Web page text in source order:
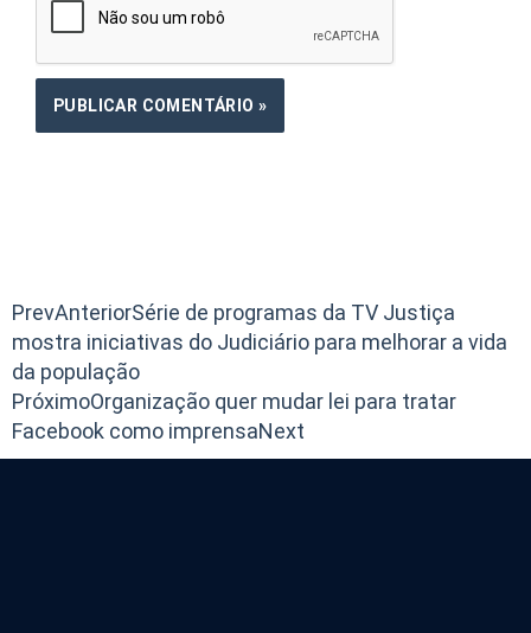
PrevAnteriorSérie de programas da TV Justiça
mostra iniciativas do Judiciário para melhorar a vida
da população
PróximoOrganização quer mudar lei para tratar
Facebook como imprensaNext